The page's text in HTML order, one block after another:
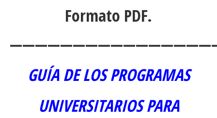
Formato PDF.
GUÍA DE LOS PROGRAMAS
UNIVERSITARIOS PARA